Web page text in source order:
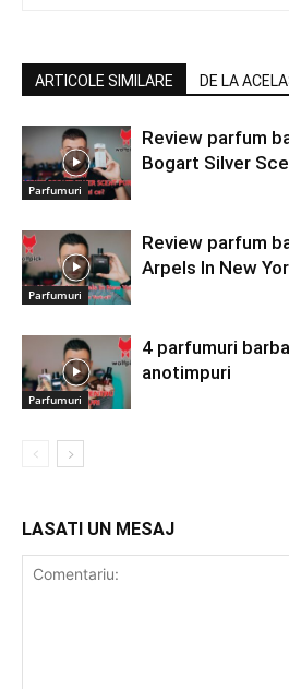
ARTICOLE SIMILARE DE LA
Parfumuri
Review parfum
Bogart Silver
Parfumuri
Review parfum
Arpels In New
Parfumuri
4 parfumuri
anotimpuri
LASATI UN MESAJ